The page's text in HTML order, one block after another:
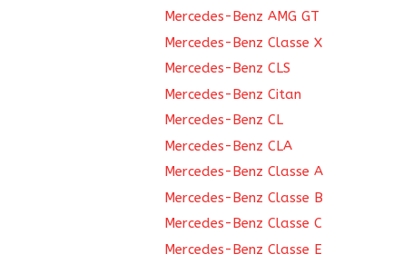
Mercedes-Benz AMG GT
Mercedes-Benz Classe X
Mercedes-Benz CLS
Mercedes-Benz Citan
Mercedes-Benz CL
Mercedes-Benz CLA
Mercedes-Benz Classe A
Mercedes-Benz Classe B
Mercedes-Benz Classe C
Mercedes-Benz Classe E